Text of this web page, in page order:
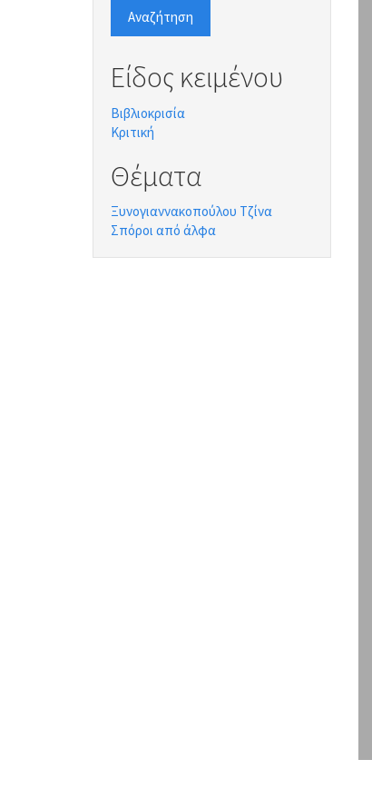
Αναζήτηση
Είδος κειμένου
Βιβλιοκρισία
Κριτική
Θέματα
Ξυνογιαννακοπούλου Τζίνα
Σπόροι από άλφα